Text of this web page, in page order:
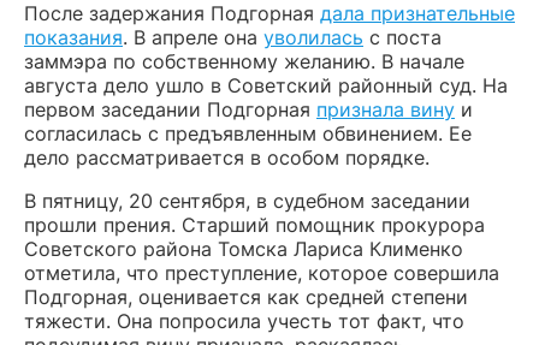
После задержания Подгорная дала признательные
показания. В апреле она уволилась с поста
заммэра по собственному желанию. В начале
августа дело ушло в Советский районный суд. На
первом заседании Подгорная признала вину и
согласилась с предъявленным обвинением. Ее
дело рассматривается в особом порядке.
В пятницу, 20 сентября, в судебном заседании
прошли прения. Старший помощник прокурора
Советского района Томска Лариса Клименко
отметила, что преступление, которое совершила
Подгорная, оценивается как средней степени
тяжести. Она попросила учесть тот факт, что